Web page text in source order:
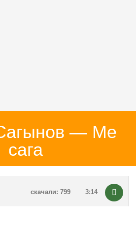
— Ме
сага
3:14
скачали: 799